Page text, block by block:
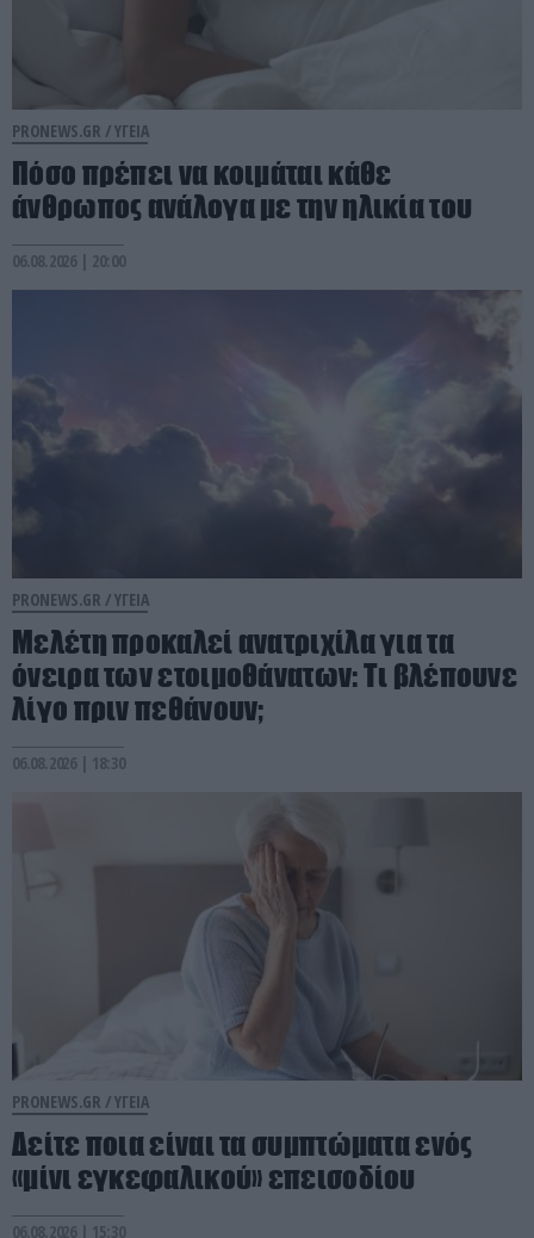
PRONEWS.GR /ΥΓΕΙΑ
Πόσο πρέπει να κοιμάται κάθε
άνθρωπος ανάλογα με την ηλικία του
06.08.2026 | 20:00
PRONEWS.GR /ΥΓΕΙΑ
Μελέτη προκαλεί ανατριχίλα για τα
όνειρα των ετοιμοθάνατων: Τι βλέπουνε
λίγο πριν πεθάνουν;
06.08.2026 | 18:30
PRONEWS.GR /ΥΓΕΙΑ
Δείτε ποια είναι τα συμπτώματα ενός
«μίνι εγκεφαλικού» επεισοδίου
06.08.2026 | 15:30